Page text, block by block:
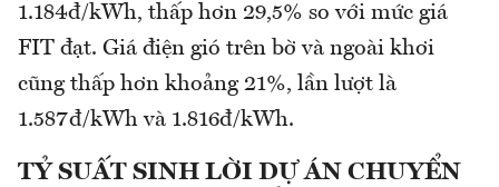
1.184đ/kWh, thấp hơn 29,5% so với mức giá
FIT đạt. Giá điện gió trên bờ và ngoài khơi
cũng thấp hơn khoảng 21%, lần lượt là
1.587đ/kWh và 1.816đ/kWh.
TỶ SUẤT SINH LỜI DỰ ÁN CHUYỂN